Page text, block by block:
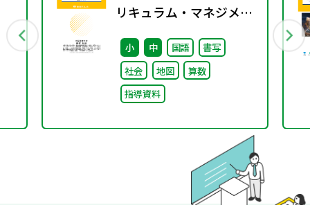
リキュラム・マネジメン
ト②〜組織づくり～
小 中 国語
書写
社会
地図
算数
指導資料